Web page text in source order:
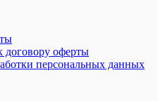
оферты
персональных данных